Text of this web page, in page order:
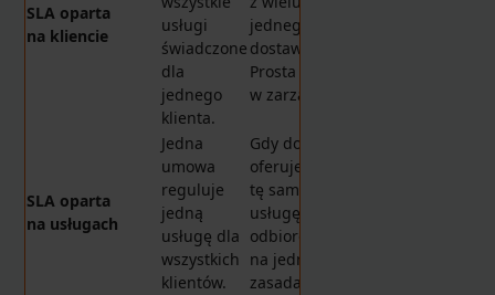
SLA oparta
na kliencie
usługi
świadczone
dla
jednego
klienta.
jednego
dostawcy.
Prosta
w zarządzaniu.
SLA oparta
na usługach
Jedna
umowa
reguluje
jedną
usługę dla
wszystkich
klientów.
Gdy dostawca
oferuje
tę samą
usługę wielu
odbiorcom
na jednolitych
zasadach.